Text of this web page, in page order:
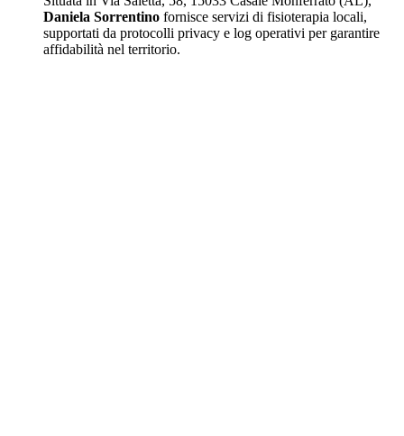
Daniela Sorrentino fornisce servizi di fisioterapia locali,
supportati da protocolli privacy e log operativi per garantire
affidabilità nel territorio.